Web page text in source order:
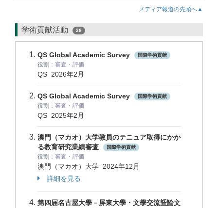
メディア報道の先頭へ▲
学術貢献活動 28
QS Global Academic Survey 国際学術貢献
役割： 審査・評価
QS 2026年2月
QS Global Academic Survey 国際学術貢献
役割： 審査・評価
QS 2025年2月
澳門（マカオ）大学教員のテニュア取得にかか
る教育研究業績審査
国際学術貢献
役割： 審査・評価
澳門（マカオ）大学 2024年12月
詳細を見る
第四届名古屋大學－屏東大學・文學交流曁論文